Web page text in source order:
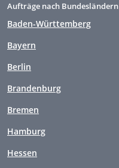
Aufträge nach Bundesländern
Baden-Württemberg
Bayern
Berlin
Brandenburg
Bremen
Hamburg
Hessen